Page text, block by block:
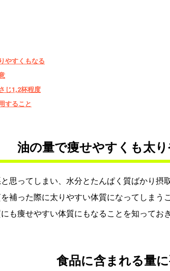
やすくもなる
じ1,2杯程度
すること
油の量で痩せやすくも太
思ってしまい、水分とたんぱく質ばかり摂
補った際に太りやすい体質になってしまう
も痩せやすい体質にもなることを知ってお
食品に含まれる量